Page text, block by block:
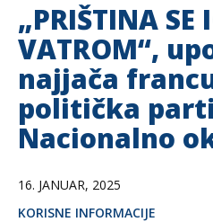
„PRIŠTINA SE
VATROM“,
najjača
politička
Nacionalno
16. JANUAR, 2025
KORISNE INFORMACIJE